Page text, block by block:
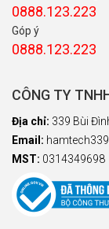
0888.123.223
Góp ý
0888.123.223
CÔNG TY
Địa chỉ: 339 Bùi
Email:
MST: 0314349698